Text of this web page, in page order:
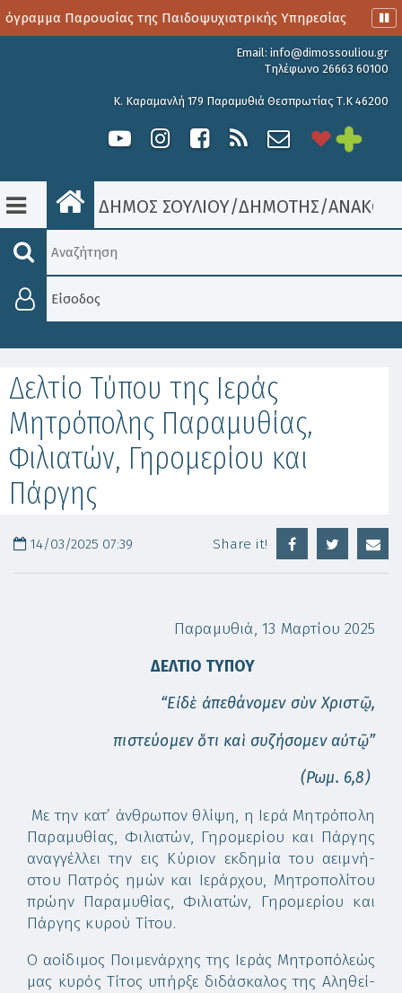
Παρουσίας της Παιδοψυχιατρικής Υπηρεσίας
Email: info@dimossouliou.gr
Τηλέφωνο 26663 60100
Κ. Καραμανλή 179 Παραμυθιά Θεσπρωτίας Τ.Κ 46200
ΔΗΜΟΣ ΣΟΥΛΙΟΥ/ΔΗΜΟΤΗΣ/
Είσοδος
Δελτίο Τύπου της Ιεράς
Μητρόπολης Παραμυθίας,
Φιλιατών, Γηρομερίου και
Πάργης
14/03/2025 07:39 Share it!
Πα­ρα­μυ­θι­ά, 13 Μαρ­τί­ου 2025
ΔΕΛΤΙΟ ΤΥΠΟΥ
“Εἰ δὲ ἀπεθάνομεν σὺν Χριστῷ,
πιστεύομεν ὅτι καὶ συζήσομεν αὐτῷ”
(Ρωμ. 6,8)
Με την κα­τ’ άν­θρω­πον θλί­ψη, η Ι­ε­ρά Μη­τρό­πο­λη
Πα­ρα­μυ­θί­ας, Φι­λια­τών, Γη­ρο­με­ρί­ου και Πάρ­γης
α­ναγ­γέλ­λει την εις Κύ­ριον εκ­δη­μί­α του α­ει­μνή­
στου Πα­τρός η­μών και Ι­ε­ράρ­χου, Μητροπολίτου
πρώ­ην Πα­ρα­μυ­θί­ας, Φι­λια­τών, Γη­ρο­με­ρί­ου και
Πάρ­γης κυ­ρού Τί­του.
Ο α­οί­δι­μος Ποι­με­νάρ­χης της Ι­ε­ράς Μη­τρο­πό­λε­ώς
μας κυ­ρός Τί­τος υ­πήρ­ξε δι­δά­σκα­λος της Α­λη­θεί­